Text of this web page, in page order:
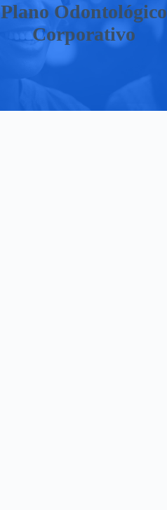
Plano Odontológico
Corporativo